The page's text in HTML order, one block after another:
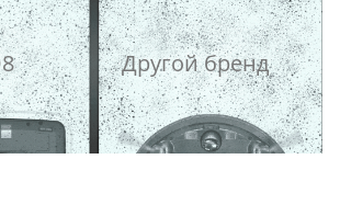
Другой бренд